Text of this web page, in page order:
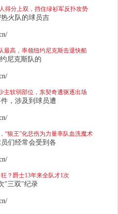
得分上双，挡住绿衫军反扑攻势
火队的球员吉
最高，率领纽约尼克斯击退快船
尼克斯队的
主软弱部位，东契奇遭驱逐出场
，涉及到球员遭
“狼王”化悲伤为力量率队血洗魔术
们经常会受到各
？爵士13年来全队才1次
"三双"纪录